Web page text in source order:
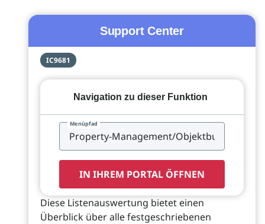
Support Center
IC9681
Navigation zu dieser Funktion
Menüpfad
IN IHREM PORTAL ÖFFNEN
Diese Listenauswertung bietet einen
Überblick über alle festgeschriebenen